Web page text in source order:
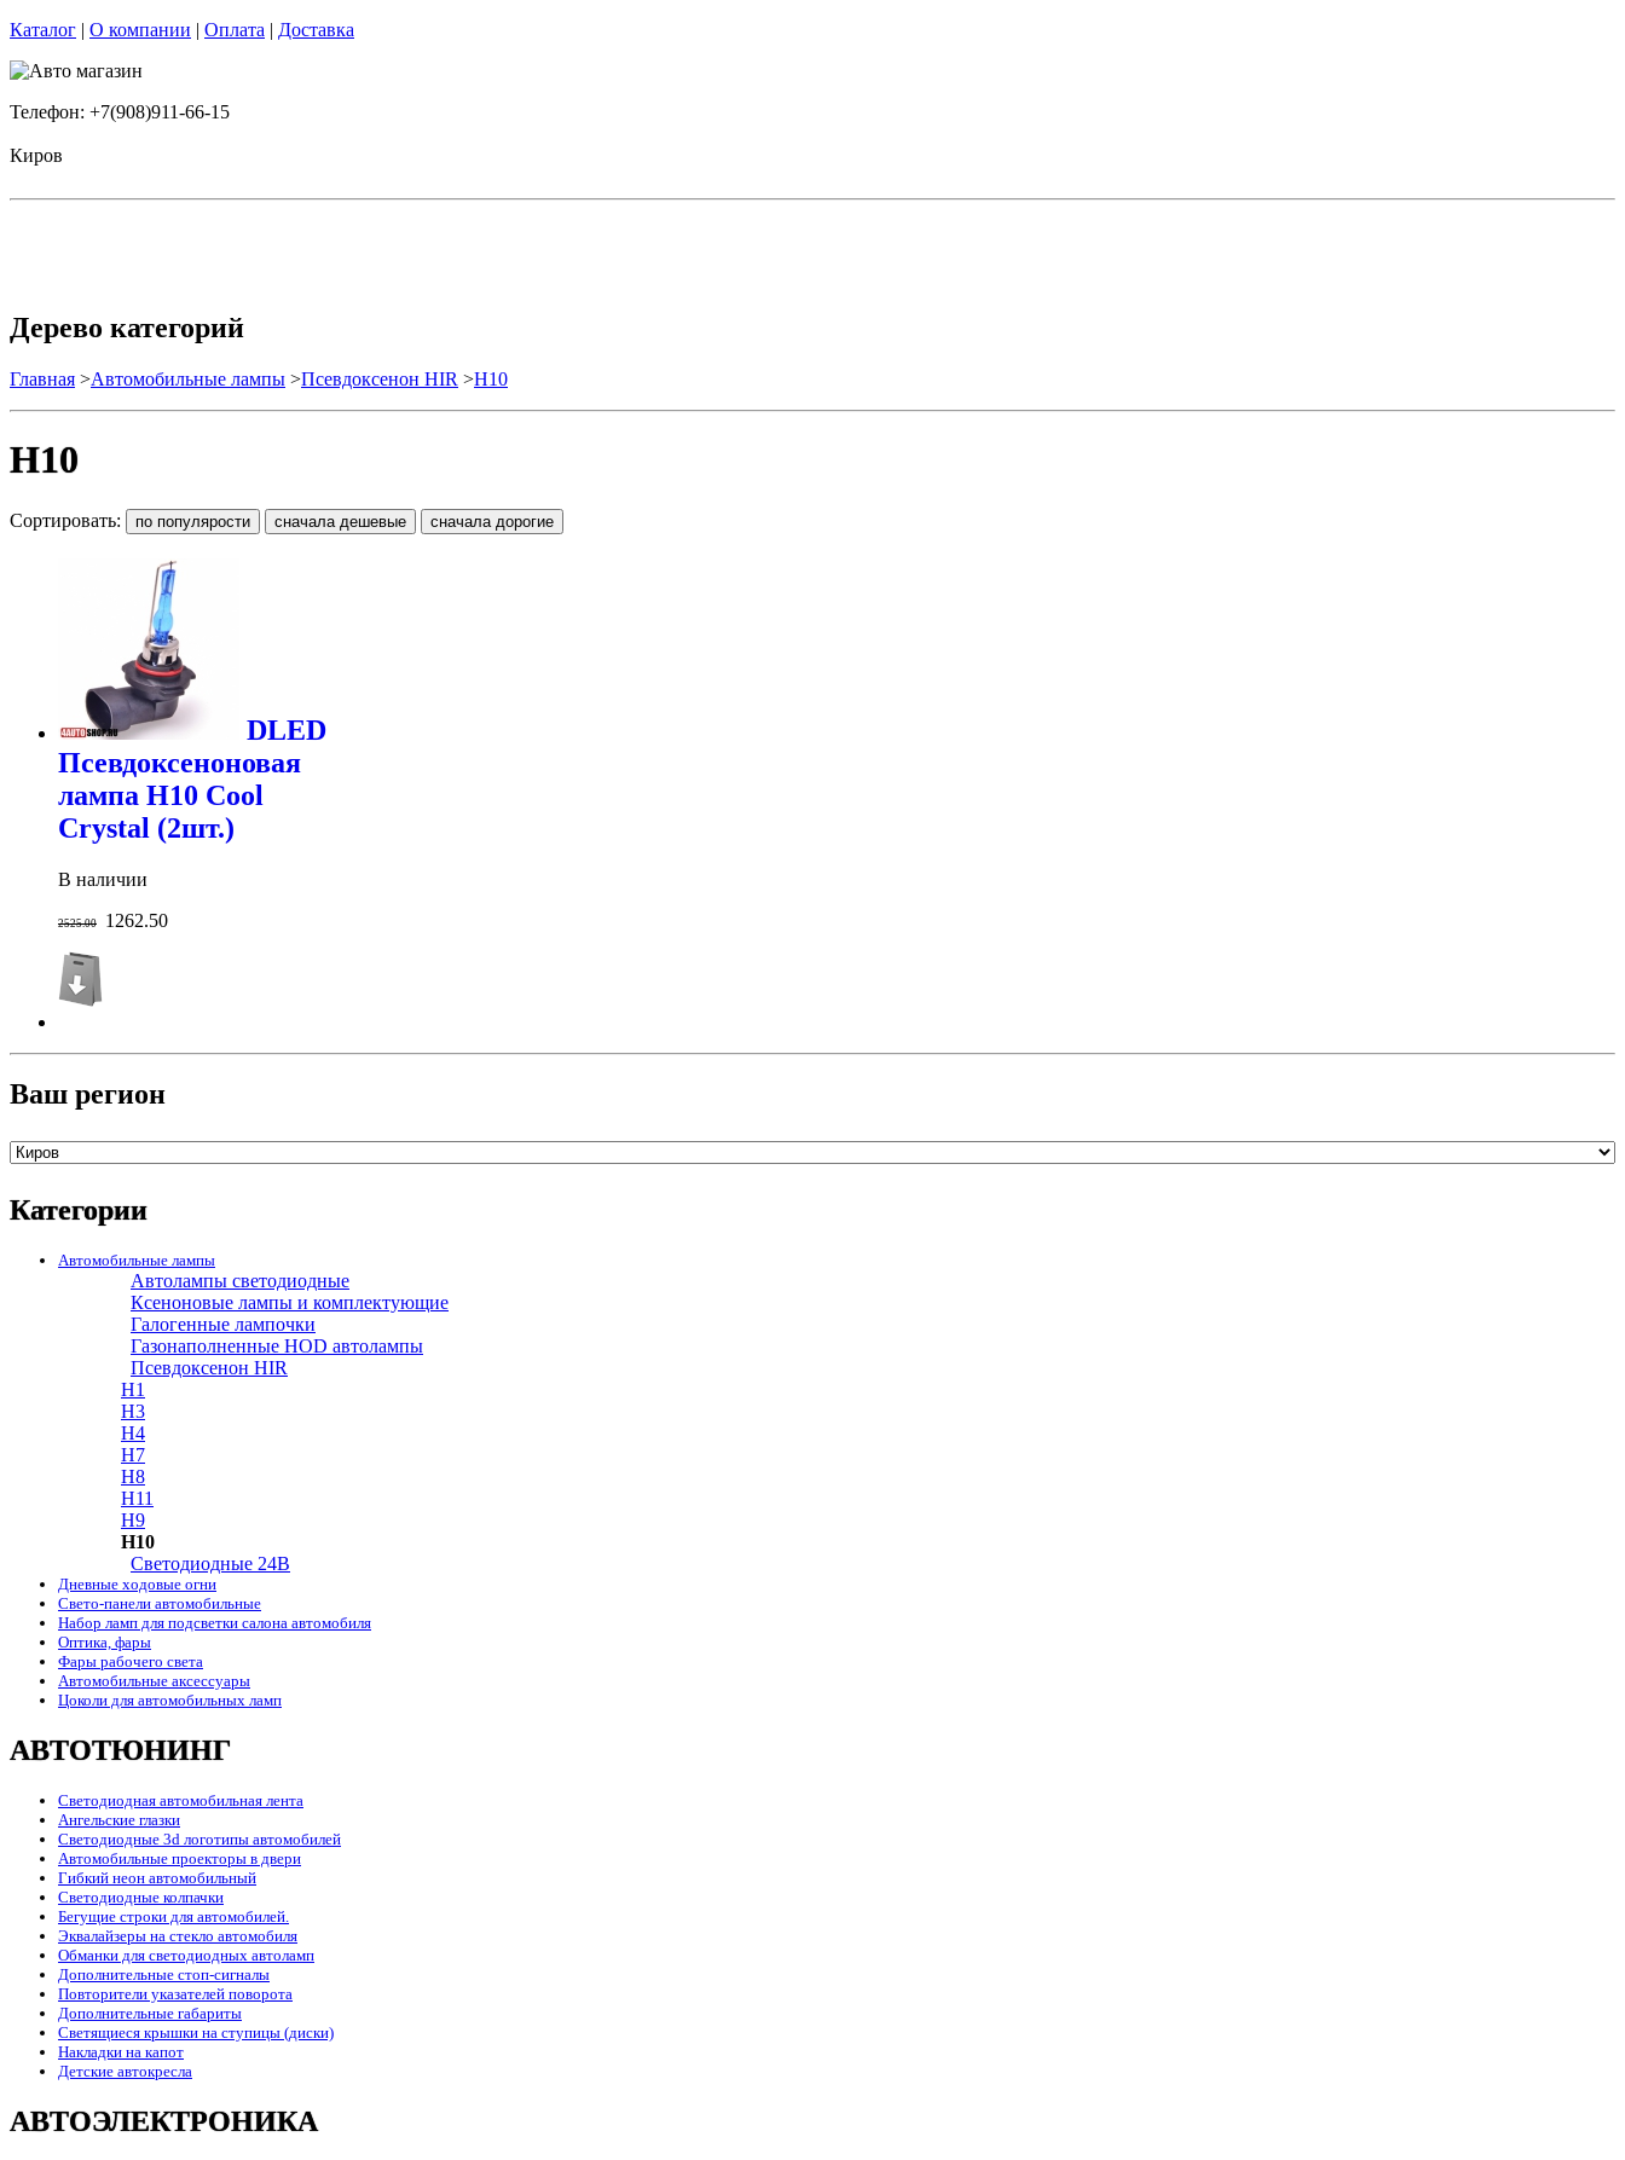
Каталог | О компании | Оплата | Доставка
Телефон: +7(908)911-66-15
Киров
Дерево категорий
Главная >Автомобильные лампы >Псевдоксенон HIR >H10
H10
Сортировать:
DLED
Псевдоксеноновая
лампа H10 Cool
Crystal (2шт.)
В наличии
2525.00 1262.50
Ваш регион
Категории
Автомобильные лампы
Автолампы светодиодные
Ксеноновые лампы и комплектующие
Галогенные лампочки
Газонаполненные HOD автолампы
Псевдоксенон HIR
H1
H3
H4
H7
H8
H11
H9
H10
Cветодиодные 24B
Дневные ходовые огни
Свето-панели автомобильные
Набор ламп для подсветки салона автомобиля
Оптика, фары
Фары рабочего света
Автомобильные аксессуары
Цоколи для автомобильных ламп
АВТОТЮНИНГ
Светодиодная автомобильная лента
Ангельские глазки
Светодиодные 3d логотипы автомобилей
Автомобильные проекторы в двери
Гибкий неон автомобильный
Светодиодные колпачки
Бегущие строки для автомобилей.
Эквалайзеры на стекло автомобиля
Обманки для светодиодных автоламп
Дополнительные стоп-сигналы
Повторители указателей поворота
Дополнительные габариты
Светящиеся крышки на ступицы (диски)
Накладки на капот
Детские автокресла
АВТОЭЛЕКТРОНИКА